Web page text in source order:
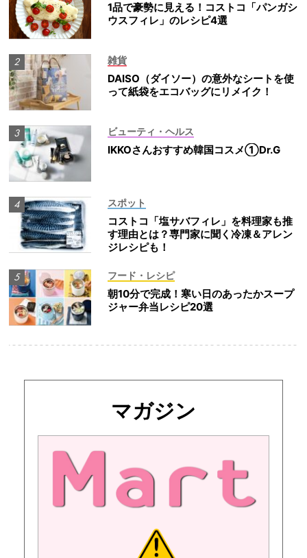
1品で豪勢に見える！コストコ「パンガシ
ウスフィレ」のレシピ4選
雑貨
DAISO（ダイソー）の意外なシートを使
って紙袋をエコバッグにリメイク！
ビューティ・ヘルス
IKKOさんおすすめ韓国コスメ①Dr.G
スポット
コストコ「塩サバフィレ」を料理家も推
す理由とは？専門家に聞く冷凍＆アレン
ジレシピも！
フード・レシピ
朝10分で完成！寒い日のあったかスープ
ジャー弁当レシピ20選
マガジン